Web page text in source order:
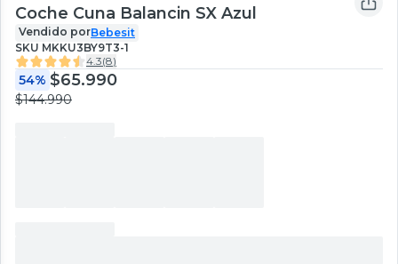
Coche Cuna Balancin SX Azul
Vendido porBebesit
SKU MKKU3BY9T3-1
4.3(8)
54% $65.990
$144.990